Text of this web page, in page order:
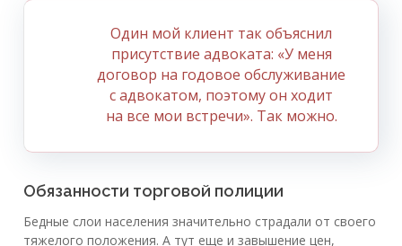
Один мой клиент так объяснил
присутствие адвоката: «У меня
договор на годовое обслуживание
с адвокатом, поэтому он ходит
на все мои встречи». Так можно.
Обязанности торговой полиции
Бедные слои населения значительно страдали от своего
тяжелого положения. А тут еще и завышение цен,